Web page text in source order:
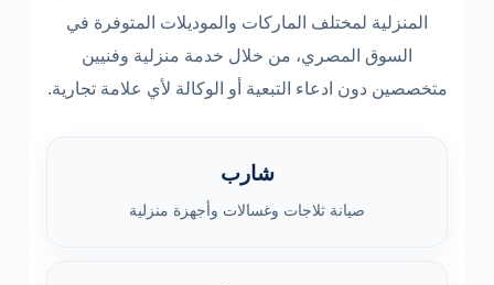
المنزلية لمختلف الماركات والموديلات المتوفرة في
السوق المصري، من خلال خدمة منزلية وفنيين
متخصصين دون ادعاء التبعية أو الوكالة لأي علامة تجارية.
شارب
صيانة ثلاجات وغسالات وأجهزة منزلية